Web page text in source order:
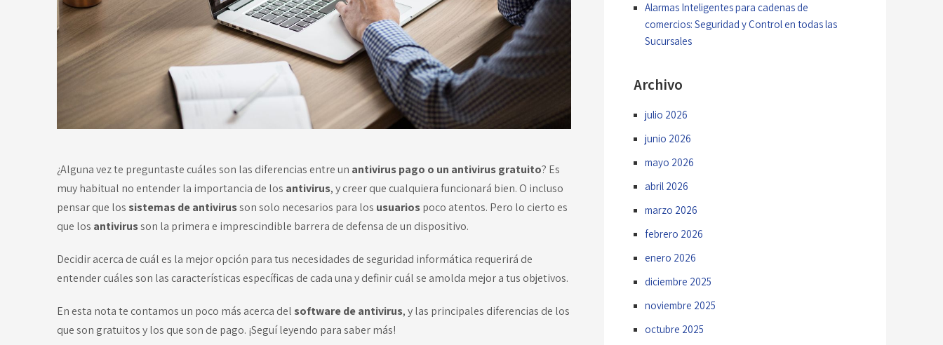
¿Alguna vez te preguntaste cuáles son las diferencias entre un antivirus pago o un antivirus gratuito? Es
muy habitual no entender la importancia de los antivirus, y creer que cualquiera funcionará bien. O incluso
pensar que los sistemas de antivirusson solo necesarios para los usuariospoco atentos. Pero lo cierto es
que los antivirusson la primera e imprescindible barrera de defensa de un dispositivo.
Decidir acerca de cuál es la mejor opción para tus necesidades de seguridad informática requerirá de
entender cuáles son las características específicas de cada una y definir cuál se amolda mejor a tus objetivos.
En esta nota te contamos un poco más acerca del softwarede antivirus, y las principales diferencias de los
que son gratuitos y los que son de pago. ¡Seguí leyendo para saber más!
Alarmas Inteligentes para cadenas de
comercios: Seguridad y Control en todas las
Sucursales
Archivo
julio 2026
junio 2026
mayo 2026
abril 2026
marzo 2026
febrero 2026
enero 2026
diciembre 2025
noviembre 2025
octubre 2025